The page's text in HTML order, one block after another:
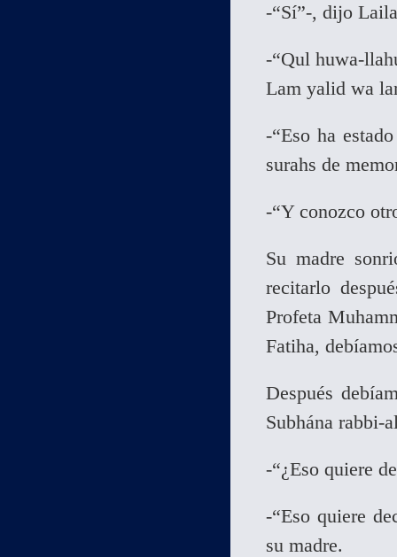
-“Sí”-, dijo
-“Qul huwa-
Lam yalid wa
-“Eso ha
surahs de
-“Y conozco
Su madre
recitarlo
Profeta
Fatiha,
Después
Subhána rabbi-
-“¿Eso quiere
-“Eso quiere
su madre.